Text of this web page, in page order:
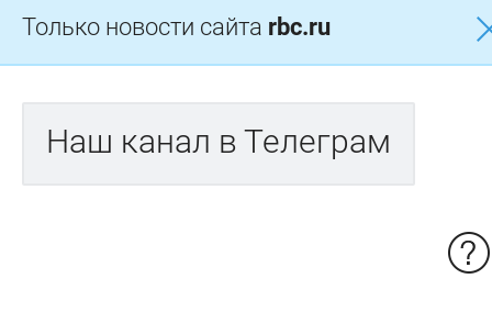
Только новости сайта rbc.ru
Наш канал в Телеграм